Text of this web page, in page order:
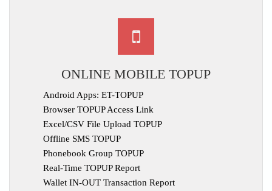
ONLINE MOBILE TOPUP
Android Apps: ET-TOPUP
Browser TOPUP Access Link
Excel/CSV File Upload TOPUP
Offline SMS TOPUP
Phonebook Group TOPUP
Real-Time TOPUP Report
Wallet IN-OUT Transaction Report